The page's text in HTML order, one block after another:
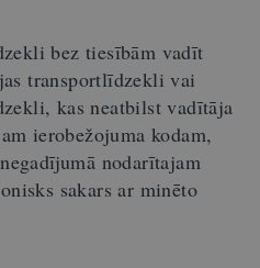
bez tiesībām vadīt
transportlīdzekli vai
kas neatbilst vadītāja
ierobežojuma kodam,
nodarītajam
sakars ar minēto